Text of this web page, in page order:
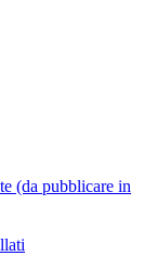
(da pubblicare in